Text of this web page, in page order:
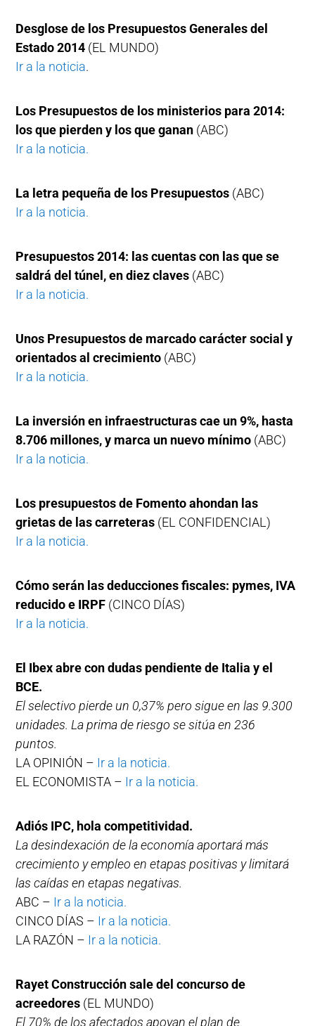
Desglose de los Presupuestos Generales del
Estado 2014 (EL MUNDO)
Ir a la noticia.
Los Presupuestos de los ministerios para 2014:
los que pierden y los que ganan (ABC)
Ir a la noticia.
La letra pequeña de los Presupuestos (ABC)
Ir a la noticia.
Presupuestos 2014: las cuentas con las que se
saldrá del túnel, en diez claves (ABC)
Ir a la noticia.
Unos Presupuestos de marcado carácter social y
orientados al crecimiento (ABC)
Ir a la noticia.
La inversión en infraestructuras cae un 9%, hasta
8.706 millones, y marca un nuevo mínimo (ABC)
Ir a la noticia.
Los presupuestos de Fomento ahondan las
grietas de las carreteras (EL CONFIDENCIAL)
Ir a la noticia.
Cómo serán las deducciones fiscales: pymes, IVA
reducido e IRPF (CINCO DÍAS)
Ir a la noticia.
El Ibex abre con dudas pendiente de Italia y el
BCE.
El selectivo pierde un 0,37% pero sigue en las 9.300
unidades. La prima de riesgo se sitúa en 236
puntos.
LA OPINIÓN – Ir a la noticia.
EL ECONOMISTA – Ir a la noticia.
Adiós IPC, hola competitividad.
La desindexación de la economía aportará más
crecimiento y empleo en etapas positivas y limitará
las caídas en etapas negativas.
ABC – Ir a la noticia.
CINCO DÍAS – Ir a la noticia.
LA RAZÓN – Ir a la noticia.
Rayet Construcción sale del concurso de
acreedores (EL MUNDO)
El 70% de los afectados apoyan el plan de